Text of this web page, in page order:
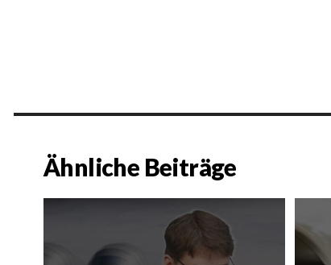
Ähnliche Beiträge